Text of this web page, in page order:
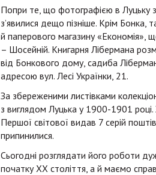
Попри те, що фотографією в Луцьку
з’явилися дещо пізніше. Крім Бонка,
й паперового магазину «Економія»,
– Шосейній. Книгарня Лібермана
від Бонкового дому, садиба
адресою вул. Лесі Українки, 21.
За збереженими листівками
з виглядом Луцька у 1900-1901 році.
Першої світової видав 7 серій
припинилися.
Сьогодні розглядати його роботи
початку ХХ століття, а й маємо